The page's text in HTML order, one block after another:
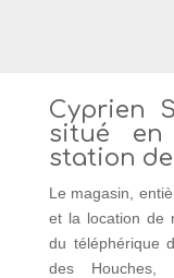
Cyprien
situé
station
Le magasin,
et la location de
du téléphérique
des